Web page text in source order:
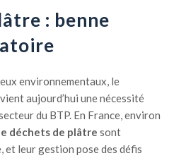
: benne
environnementaux, le
aujourd’hui une nécessité
du BTP. En France, environ
déchets de plâtre sont
et leur gestion pose des défis